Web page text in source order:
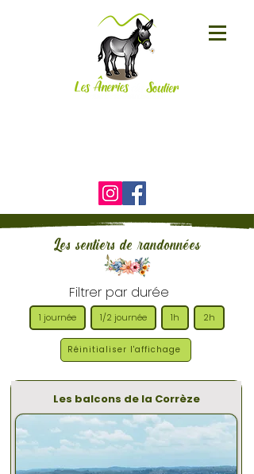
Les sentiers de randonnées
Filtrer par durée
1 journée 1/2 journée 1h 2h
Réinitialiser l'affichage
Les balcons de la Corrèze